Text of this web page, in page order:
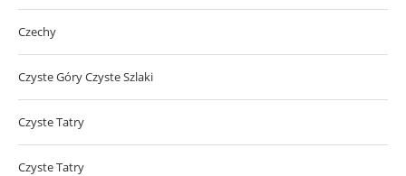
Czechy
Czyste Góry Czyste Szlaki
Czyste Tatry
Czyste Tatry